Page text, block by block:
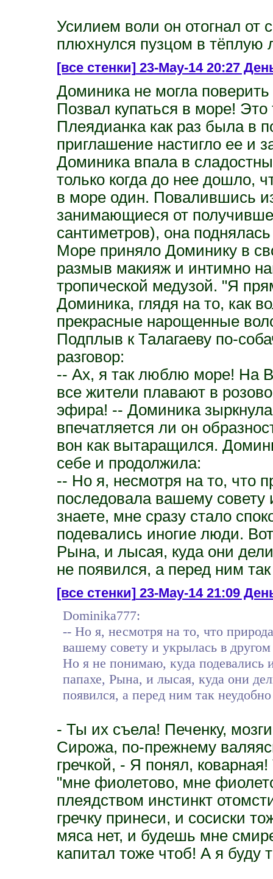
Усилием воли он отогнал от
плюхнулся пузцом в тёплую
[все стенки]23-May-14 20:27
Доминика не могла
Позвал купаться в море! Это
Плеядианка как раз была в
приглашение настигло ее и
Доминика впала в
только когда до нее дошло,
в море один. Повалившись
занимающиеся от
сантиметров), она
Море приняло Доминику в
размыв макияж и интимно
тропической медузой. "Я
Доминика, глядя на то, как
прекрасные нарощенные
Подплыв к Талагаеву по-
разговор:
-- Ах, я так люблю море! На
все жители плавают в
эфира! -- Доминика
впечатляется ли он
вон как вытаращился.
себе и продолжила:
-- Но я, несмотря на то, что
последовала вашему
знаете, мне сразу стало
подевались иногие люди.
Рына, и лысая, куда они
не появился, а перед ним
[все стенки]23-May-14 21:09
Dominika777:
-- Но я, несмотря на то, что
вашему совету и укрылась в
Но я не понимаю, куда подевались
папахе, Рына, и лысая, куда они
появился, а перед ним так
- Ты их съела! Печенку,
Сирожа, по-прежнему
гречкой, - Я понял,
"мне фиолетово, мне
плеядством инстинкт
гречку принеси, и сосиски
мяса нет, и будешь мне
капитал тоже чтоб! А я буду